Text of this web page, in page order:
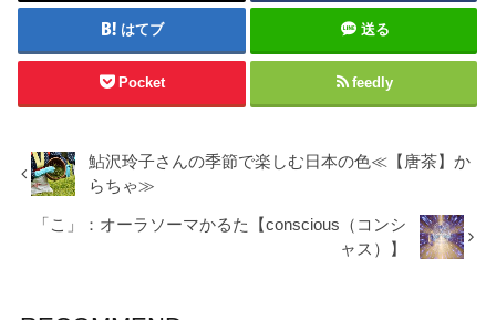
はてブ 送る
Pocket feedly
鮎沢玲子さんの季節で楽しむ日本の色≪【唐茶】か
らちゃ≫
「こ」：オーラソーマかるた【conscious（コンシ
ャス）】